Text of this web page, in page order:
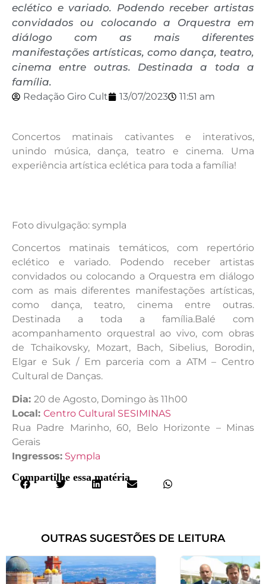
eclético e variado. Podendo receber artistas
convidados ou colocando a Orquestra em
diálogo com as mais diferentes
manifestações artísticas, como dança, teatro,
cinema entre outras. Destinada a toda a
família.
Redação Giro Cult 13/07/2023 11:51 am
Concertos matinais cativantes e interativos,
unindo música, dança, teatro e cinema. Uma
experiência artística eclética para toda a família!
Foto divulgação: sympla
Concertos matinais temáticos, com repertório
eclético e variado. Podendo receber artistas
convidados ou colocando a Orquestra em diálogo
com as mais diferentes manifestações artísticas,
como dança, teatro, cinema entre outras.
Destinada a toda a família.Balé com
acompanhamento orquestral ao vivo, com obras
de Tchaikovsky, Mozart, Bach, Sibelius, Borodin,
Elgar e Suk / Em parceria com a ATM – Centro
Cultural de Danças.
Dia: 20 de Agosto, Domingo às 11h00
Local: Centro Cultural SESIMINAS
Rua Padre Marinho, 60, Belo Horizonte – Minas
Gerais
Ingressos: Sympla
Compartilhe essa matéria
OUTRAS SUGESTÕES DE LEITURA